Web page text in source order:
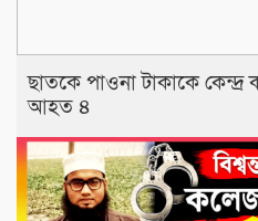
‎​ছাতকে পাওনা টাকাকে
আহত ৪